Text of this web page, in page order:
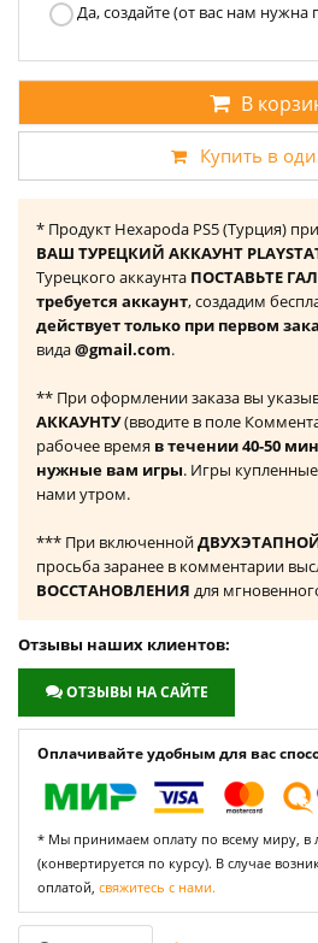
Да, создайте (от вас нам нужна
В
Купить в
* Продукт Hexapoda PS5 (Турция)
ВАШ ТУРЕЦКИЙ АККАУНТ
Турецкого аккаунта ПОСТАВЬТЕ
требуется аккаунт, создадим
действует только при первом
вида@gmail.com.
** При оформлении заказа вы
АККАУНТУ(вводите в поле
рабочее время в течении 40-50
нужные вам игры. Игры
нами утром.
*** При включенной
просьба заранее в комментарии
ВОССТАНОВЛЕНИЯ для
Отзывы наших клиентов:
ОТЗЫВЫ НА САЙТЕ
Оплачивайте удобным для вас
* Мы принимаем оплату по всему миру, в
(конвертируется по курсу). В случае
оплатой, свяжитесь с нами.